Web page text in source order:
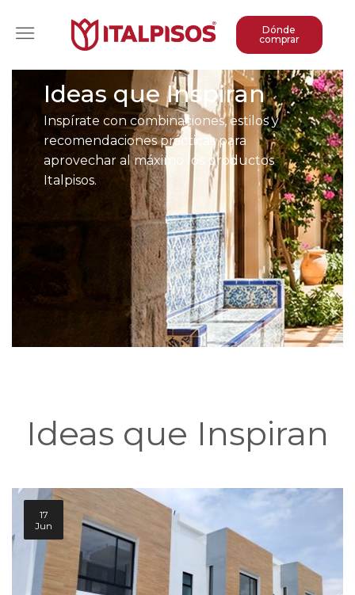
Dónde
comprar
Ideas que Inspiran
Inspírate con combinaciones, estilos y
recomendaciones prácticas para
aprovechar al máximo los productos
Italpisos.
Ideas que Inspiran
17
Jun